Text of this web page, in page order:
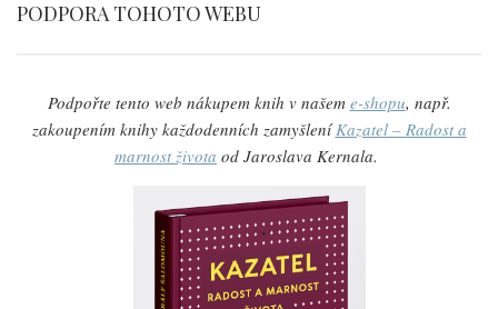
PODPORA TOHOTO WEBU
Podpořte tento web nákupem knih v našem e-shopu, např.
zakoupením knihy každodenních zamyšleníKazatel – Radost a
marnost života od Jaroslava Kernala.